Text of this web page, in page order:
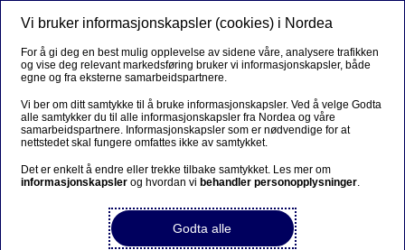
Etablering av kundeforhold -
gyldig legitimasjon
Her finner du en oversikt over hvilke dokumenter som
ansees som gyldig legitimasjon for personkunder over og
under 18 år ved etablering av nytt kundeforhold.
Vi bruker informasjonskapsler (cookies) i Nordea
For å gi deg en best mulig opplevelse av sidene våre, analysere trafikken
og vise deg relevant markedsføring bruker vi informasjonskapsler, både
egne og fra eksterne samarbeidspartnere.
Vi ber om ditt samtykke til å bruke informasjonskapsler. Ved å velge Godta
alle samtykker du til alle informasjonskapsler fra Nordea og våre
samarbeidspartnere. Informasjonskapsler som er nødvendige for at
nettstedet skal fungere omfattes ikke av samtykket.
Det er enkelt å endre eller trekke tilbake samtykket. Les mer om
informasjonskapsler og hvordan vi behandler personopplysninger.
Godta alle